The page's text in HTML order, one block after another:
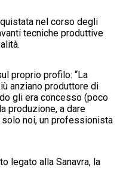
nel corso degli
tecniche produttive
proprio profilo: “La
anziano produttore di
gli era concesso (poco
produzione, a dare
noi, un professionista
legato alla Sanavra, la